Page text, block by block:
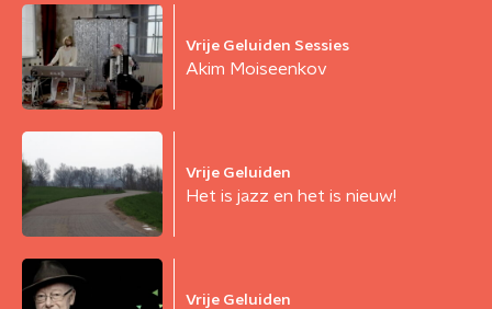
Vrije Geluiden Sessies
Akim Moiseenkov
Vrije Geluiden
Het is jazz en het is nieuw!
Vrije Geluiden